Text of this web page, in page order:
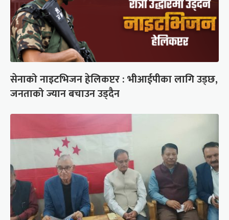
सेनाको नाइटभिजन हेलिकप्टर : भीआईपीका लागि उड्छ,
जनताको ज्यान बचाउन उड्दैन